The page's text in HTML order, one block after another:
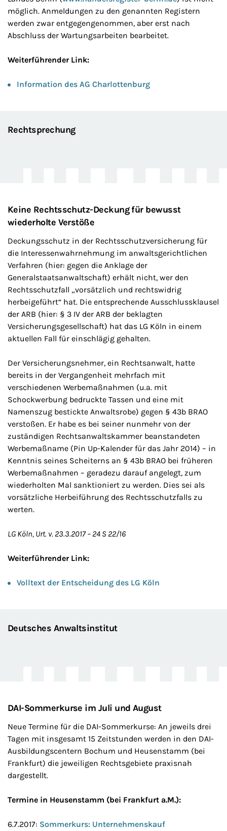
möglich. Anmeldungen zu den genannten Registern
werden zwar entgegengenommen, aber erst nach
Abschluss der Wartungsarbeiten bearbeitet.
Weiterführender Link:
Information des AG Charlottenburg
Rechtsprechung
Keine Rechtsschutz-Deckung für bewusst
wiederholte Verstöße
Deckungsschutz in der Rechtsschutzversicherung für
die Interessenwahrnehmung im anwaltsgerichtlichen
Verfahren (hier: gegen die Anklage der
Generalstaatsanwaltschaft) erhält nicht, wer den
Rechtsschutzfall „vorsätzlich und rechtswidrig
herbeigeführt“ hat. Die entsprechende Ausschlussklausel
der ARB (hier: § 3 IV der ARB der beklagten
Versicherungsgesellschaft) hat das LG Köln in einem
aktuellen Fall für einschlägig gehalten.
Der Versicherungsnehmer, ein Rechtsanwalt, hatte
bereits in der Vergangenheit mehrfach mit
verschiedenen Werbemaßnahmen (u.a. mit
Schockwerbung bedruckte Tassen und eine mit
Namenszug bestickte Anwaltsrobe) gegen § 43b BRAO
verstoßen. Er habe es bei seiner nunmehr von der
zuständigen Rechtsanwaltskammer beanstandeten
Werbemaßname (Pin Up-Kalender für das Jahr 2014) – in
Kenntnis seines Scheiterns an § 43b BRAO bei früheren
Werbemaßnahmen – geradezu darauf angelegt, zum
wiederholten Mal sanktioniert zu werden. Dies sei als
vorsätzliche Herbeiführung des Rechtsschutzfalls zu
werten.
LG Köln, Urt. v. 23.3.2017 – 24 S 22/16
Weiterführender Link:
Volltext der Entscheidung des LG Köln
Deutsches Anwaltsinstitut
DAI-Sommerkurse im Juli und August
Neue Termine für die DAI-Sommerkurse: An jeweils drei
Tagen mit insgesamt 15 Zeitstunden werden in den DAI-
Ausbildungscentern Bochum und Heusenstamm (bei
Frankfurt) die jeweiligen Rechtsgebiete praxisnah
dargestellt.
Termine in Heusenstamm (bei Frankfurt a.M.):
6.7.2017: Sommerkurs: Unternehmenskauf